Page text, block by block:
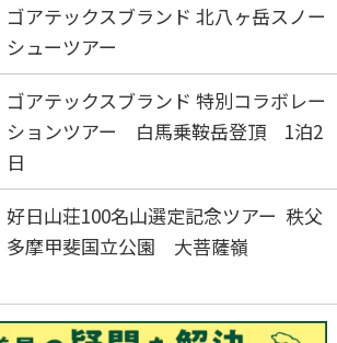
ゴアテックスブランド 北八ヶ岳スノー
シューツアー
ゴアテックスブランド 特別コラボレー
ションツアー 白馬乗鞍岳登頂 1泊2
日
好日山荘100名山選定記念ツアー 秩父
多摩甲斐国立公園 大菩薩嶺